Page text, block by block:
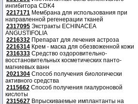
ингибитора CDK4
2217171 Мембрана для использования при
направленной регенерации тканей
2317095 Экстракты ECHINACEA
ANGUSTIFOLIA
2216332 Препарат для лечения астроза
2216314 Крем - маска для обезвоженной кожи
2316333 Средство оздоровительно-
восстановительных косметических панто-
магниевых ванн
2021304 Способ получения биологически
активного средства
2115662 Способ получения гиалуроновой
кислоты
2315627 Впрыскиваемые имплантанты на